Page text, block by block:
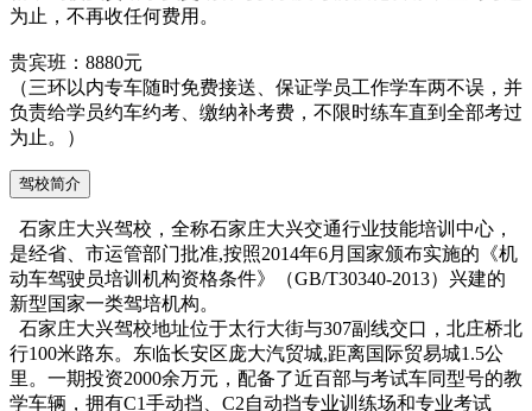
为止，不再收任何费用。
贵宾班：8880元
（三环以内专车随时免费接送、保证学员工作学车两不误，并
负责给学员约车约考、缴纳补考费，不限时练车直到全部考过
为止。）
驾校简介
石家庄大兴驾校，全称石家庄大兴交通行业技能培训中心，
是经省、市运管部门批准,按照2014年6月国家颁布实施的《机
动车驾驶员培训机构资格条件》（GB/T30340-2013）兴建的
新型国家一类驾培机构。
石家庄大兴驾校地址位于太行大街与307副线交口，北庄桥北
行100米路东。东临长安区庞大汽贸城,距离国际贸易城1.5公
里。一期投资2000余万元，配备了近百部与考试车同型号的教
学车辆，拥有C1手动挡、C2自动挡专业训练场和专业考试